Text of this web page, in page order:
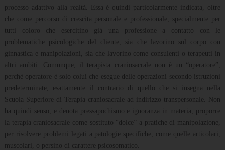
processo adattivo alla realtà. Essa è quindi particolarmente indicata, oltre
che come percorso di crescita personale e professionale, specialmente per
tutti coloro che esercitino già una professione a contatto con le
problematiche psicologiche del cliente, sia che lavorino sul corpo con
ginnastica e manipolazioni, sia che lavorino come consulenti o terapeuti in
altri ambiti. Comunque, il terapista craniosacrale non è un “operatore”,
perchè operatore è solo colui che esegue delle operazioni secondo istruzioni
predeterminate, esattamente il contrario di quello che si insegna nella
Scuola Superiore di Terapia craniosacrale ad indirizzo transpersonale. Non
ha quindi senso, e denota pressapochismo e ignoranza in materia, proporre
la terapia craniosacrale come sostituto “dolce” a pratiche di manipolazione,
per risolvere problemi legati a patologie specifiche, come quelle articolari,
muscolari, o persino di carattere psicosomatico.